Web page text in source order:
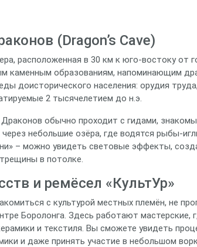
(Dragon’s Cave)
расположенная в 30 км к юго‑востоку от
каменным образованиям, напоминающим
доисторического населения: орудия
2 тысячелетием до н.э.
обычно проходит с гидами,
небольшие озёра, где водятся рыбы-
– можно увидеть световые эффекты,
в потолке.
и ремёсел «КультУр»
с культурой местных племён, не
Боролонга. Здесь работают
и текстиля. Вы сможете увидеть
и даже принять участие в небольшом